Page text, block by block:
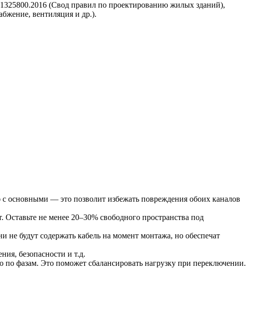
(Свод правил по проектированию жилых зданий),
вентиляция и др.).
основными — это позволит избежать повреждения обоих каналов
не менее 20–30% свободного пространства под
будут содержать кабель на момент монтажа, но обеспечат
безопасности и т.д.
по фазам. Это поможет сбалансировать нагрузку при переключении.